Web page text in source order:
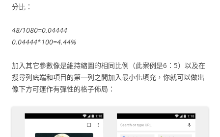
分比：
48/1080=0.04444
0.04444*100=4.44%
加入其它參數像是維持縮圖的相同比例（此案例是6：5）以及在
搜尋列底端和項目的第一列之間加入最小化填充，你就可以做出
像下方可運作有彈性的格子佈局：